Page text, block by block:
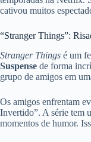
cativou muitos
“Stranger Things”:
Stranger Things é um
Suspense de forma
grupo de amigos em
Os amigos enfrentam
Invertido”. A série tem
momentos de humor.